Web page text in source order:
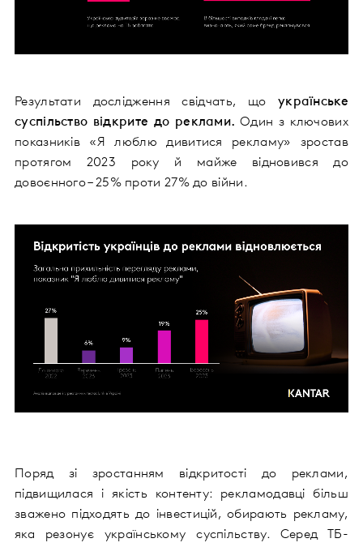
Результати дослідження свідчать, що українське
суспільство відкрите до реклами. Один з ключових
показників «Я люблю дивитися рекламу» зростав
протягом 2023 року й майже відновився до
довоєнного – 25% проти 27% до війни.
Поряд зі зростанням відкритості до реклами,
підвищилася і якість контенту: рекламодавці більш
зважено підходять до інвестицій, обирають рекламу,
яка резонує українському суспільству. Серед ТБ-